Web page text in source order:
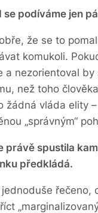
se podíváme jen
že se to
komukoli.
a nezorientoval
než toho
žádná vláda elity
„správným“
právě spustila
předkládá.
jednoduše řečeno,